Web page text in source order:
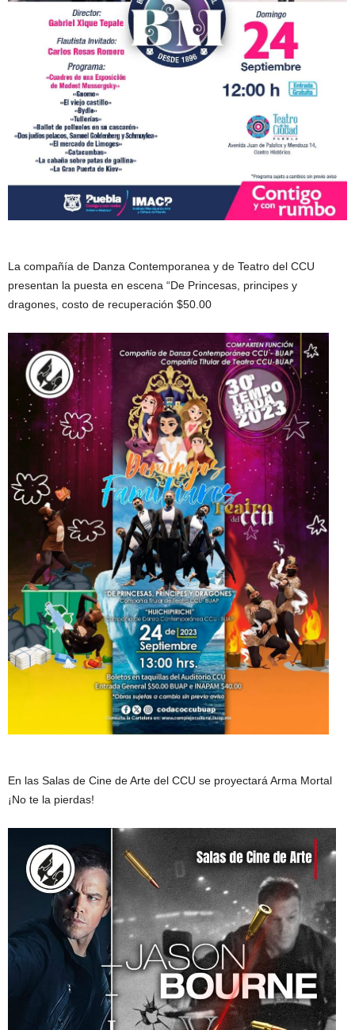
La compañía de Danza Contemporanea y de Teatro del CCU
presentan la puesta en escena “De Princesas, principes y
dragones, costo de recuperación $50.00
En las Salas de Cine de Arte del CCU se proyectará Arma Mortal
¡No te la pierdas!